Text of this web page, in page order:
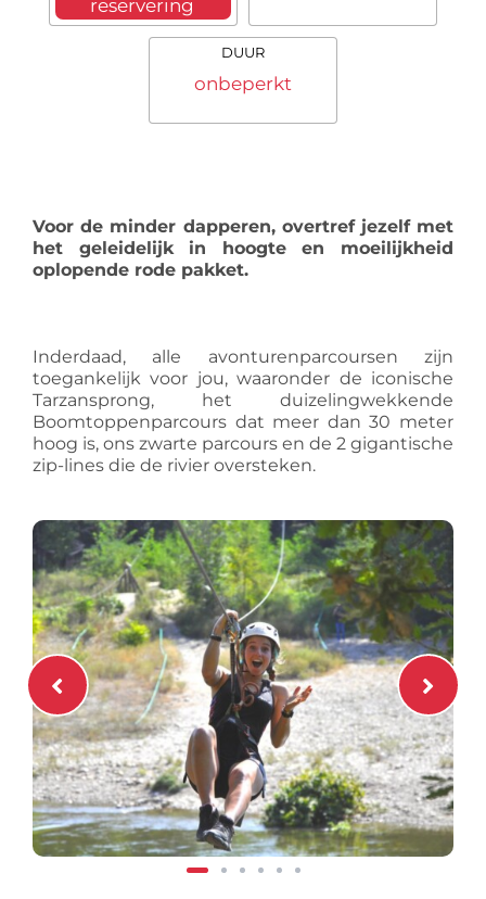
reservering
DUUR
onbeperkt
Voor de minder dapperen, overtref jezelf met
het geleidelijk in hoogte en moeilijkheid
oplopende rode pakket.
Inderdaad, alle avonturenparcoursen zijn
toegankelijk voor jou, waaronder de iconische
Tarzansprong, het duizelingwekkende
Boomtoppenparcours dat meer dan 30 meter
hoog is, ons zwarte parcours en de 2 gigantische
zip-lines die de rivier oversteken.